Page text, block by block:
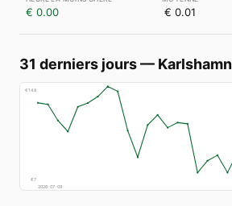
€ 0.00 € 0.01
31 derniers jours— Karlshamn
€148
€7
2026-07-09